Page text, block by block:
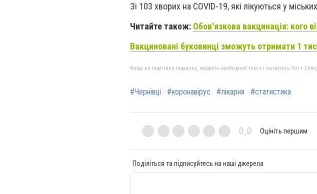
Зі 103 хворих на COVID-19, які лікуються у
Читайте також: Обов'язкова вакцинація: кого
Вакциновані буковинці зможуть отримати 1
Якщо ви помітили помилку, виділіть необхідний текст і натисніть Ctrl +
#Чернівці #коронавірус #лікарня #статистика
0,0 Оцініть першим
Поділіться та підписуйтесь на наші джерела